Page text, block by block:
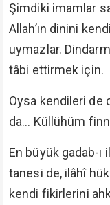
Şimdiki imamlar
Allah’ın dinini
uymazlar.
tâbi ettirmek için.
Oysa kendileri de
da... Küllühüm
En büyük gadab-ı
tanesi de, ilâhî
kendi fikirlerini